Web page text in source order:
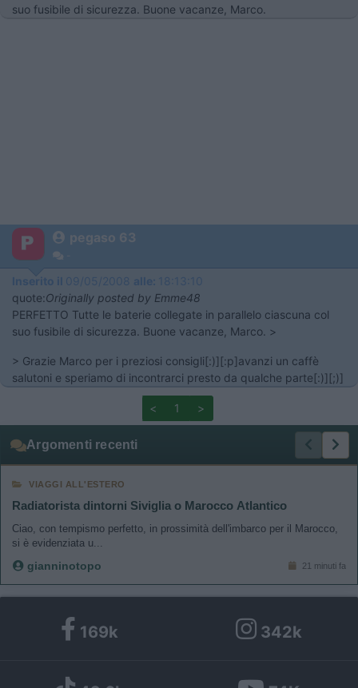
suo fusibile di sicurezza. Buone vacanze, Marco.
pegaso 63
Inserito il 09/05/2008 alle: 18:13:10
quote:Originally posted by Emme48
PERFETTO Tutte le baterie collegate in parallelo ciascuna col
suo fusibile di sicurezza. Buone vacanze, Marco. >
> Grazie Marco per i preziosi consigli[:)][:p]avanzi un caffè
salutoni e speriamo di incontrarci presto da qualche parte[:)][;)]
< 1 >
Argomenti recenti
VIAGGI ALL'ESTERO
Radiatorista dintorni Siviglia o Marocco Atlantico
Ciao, con tempismo perfetto, in prossimità dell'imbarco per il Marocco,
si è evidenziata u...
gianninotopo 21 minuti fa
169k 342k